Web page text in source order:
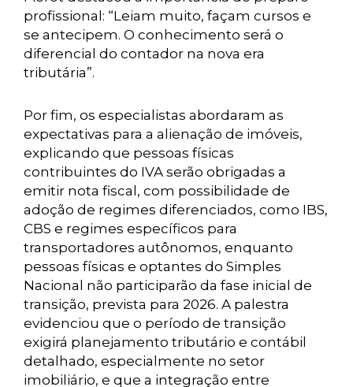
profissional: “Leiam muito, façam cursos e
se antecipem. O conhecimento será o
diferencial do contador na nova era
tributária”.
Por fim, os especialistas abordaram as
expectativas para a alienação de imóveis,
explicando que pessoas físicas
contribuintes do IVA serão obrigadas a
emitir nota fiscal, com possibilidade de
adoção de regimes diferenciados, como IBS,
CBS e regimes específicos para
transportadores autônomos, enquanto
pessoas físicas e optantes do Simples
Nacional não participarão da fase inicial de
transição, prevista para 2026. A palestra
evidenciou que o período de transição
exigirá planejamento tributário e contábil
detalhado, especialmente no setor
imobiliário, e que a integração entre